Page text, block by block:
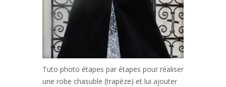
Tuto photo étapes par étapes pour réaliser
une robe chasuble (trapèze) et lui ajouter